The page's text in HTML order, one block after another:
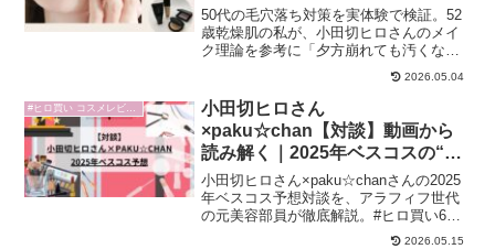
50代の毛穴落ち対策を実体験で検証。52
歳乾燥肌の私が、小田切ヒロさんのメイ
ク理論を参考に「夕方崩れても汚くなら
ないベースメイク」の作り方を解説。毛
穴落ちしにくい下地・ファンデーショ
ン・パウダーも紹介します。
2026.05.04
#ヒロ買い コスメレビュー
小田切ヒロさん
×paku☆chan【対談】動画から
読み解く｜2025年ベスコスの“も
う一つの正解”
小田切ヒロさん×paku☆chanさんの2025
年ベスコス予想対談を、アラフィフ世代
の元美容部員が徹底解説。#ヒロ買い6品
の実体験レビューと、完成度重視のベー
2026.05.15